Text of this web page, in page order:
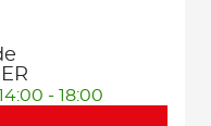
- 18:00